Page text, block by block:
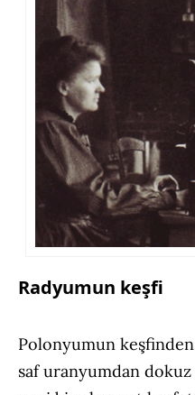
Radyumun keşfi
Polonyumun
saf uranyumdan